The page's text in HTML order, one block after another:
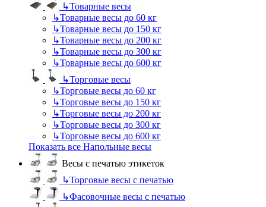
↳Товарные весы
↳Товарные весы до 60 кг
↳Товарные весы до 150 кг
↳Товарные весы до 200 кг
↳Товарные весы до 300 кг
↳Товарные весы до 600 кг
↳Торговые весы
↳Торговые весы до 60 кг
↳Торговые весы до 150 кг
↳Торговые весы до 200 кг
↳Торговые весы до 300 кг
↳Торговые весы до 600 кг
Показать все Напольные весы
Весы с печатью этикеток
↳Торговые весы с печатью
↳Фасовочные весы с печатью